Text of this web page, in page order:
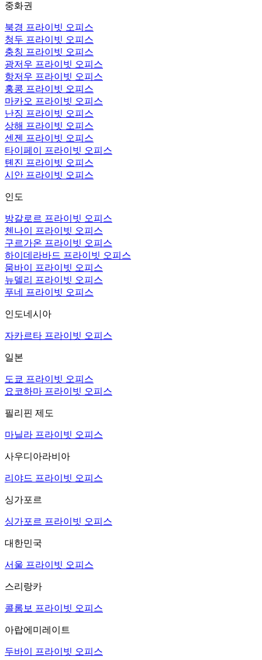
중화권
북경 프라이빗 오피스
청두 프라이빗 오피스
충칭 프라이빗 오피스
광저우 프라이빗 오피스
항저우 프라이빗 오피스
홍콩 프라이빗 오피스
마카오 프라이빗 오피스
난징 프라이빗 오피스
상해 프라이빗 오피스
센젠 프라이빗 오피스
타이페이 프라이빗 오피스
톈진 프라이빗 오피스
시안 프라이빗 오피스
인도
방갈로르 프라이빗 오피스
첸나이 프라이빗 오피스
구르가온 프라이빗 오피스
하이데라바드 프라이빗 오피스
뭄바이 프라이빗 오피스
뉴델리 프라이빗 오피스
푸네 프라이빗 오피스
인도네시아
자카르타 프라이빗 오피스
일본
도쿄 프라이빗 오피스
요코하마 프라이빗 오피스
필리핀 제도
마닐라 프라이빗 오피스
사우디아라비아
리야드 프라이빗 오피스
싱가포르
싱가포르 프라이빗 오피스
대한민국
서울 프라이빗 오피스
스리랑카
콜롬보 프라이빗 오피스
아랍에미레이트
두바이 프라이빗 오피스